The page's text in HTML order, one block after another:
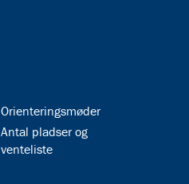
32.29:
Orienteringsmøder
32.31:
Antal pladser og
venteliste